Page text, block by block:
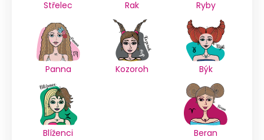
Střelec Rak Ryby
Panna Kozoroh Býk
Blíženci Beran